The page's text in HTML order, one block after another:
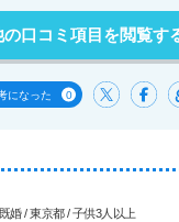
になった 0
の口コミ項目を閲覧す
婚 / 東京都 / 子供3人以上